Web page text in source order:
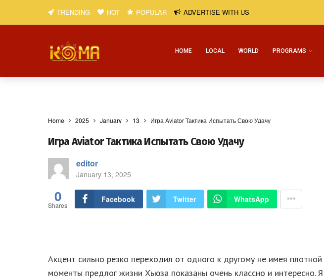
TRENDING HOT POPULAR ADVERTISE WITH US
HOME LOCAL WORLD PROGRAMS
Home 2025 January 13 Игра Aviator Тактика Испытать Свою Удачу
Игра Aviator Тактика Испытать Свою Удачу
editor
January 13, 2025
0
Shares
Facebook Twitter WhatsApp
Акцент сильно резко переходил от одного к другому не имея
моменты предлог жизни Хьюза показаны очень классно и интересно.